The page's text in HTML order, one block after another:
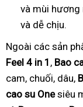
và mùi hương
và dễ chịu.
Ngoài các sản
Feel 4 in 1 , Bao
cam, chuối, dâu,
cao su Onesiêu